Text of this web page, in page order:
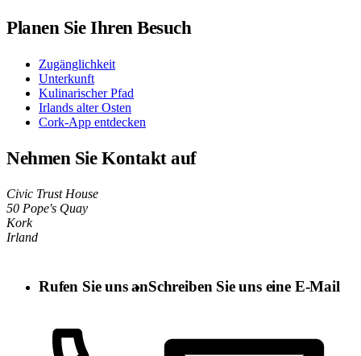
Planen Sie Ihren Besuch
Zugänglichkeit
Unterkunft
Kulinarischer Pfad
Irlands alter Osten
Cork-App entdecken
Nehmen Sie Kontakt auf
Civic Trust House
50 Pope's Quay
Kork
Irland
Rufen Sie uns anSchreiben Sie uns eine E-Mail